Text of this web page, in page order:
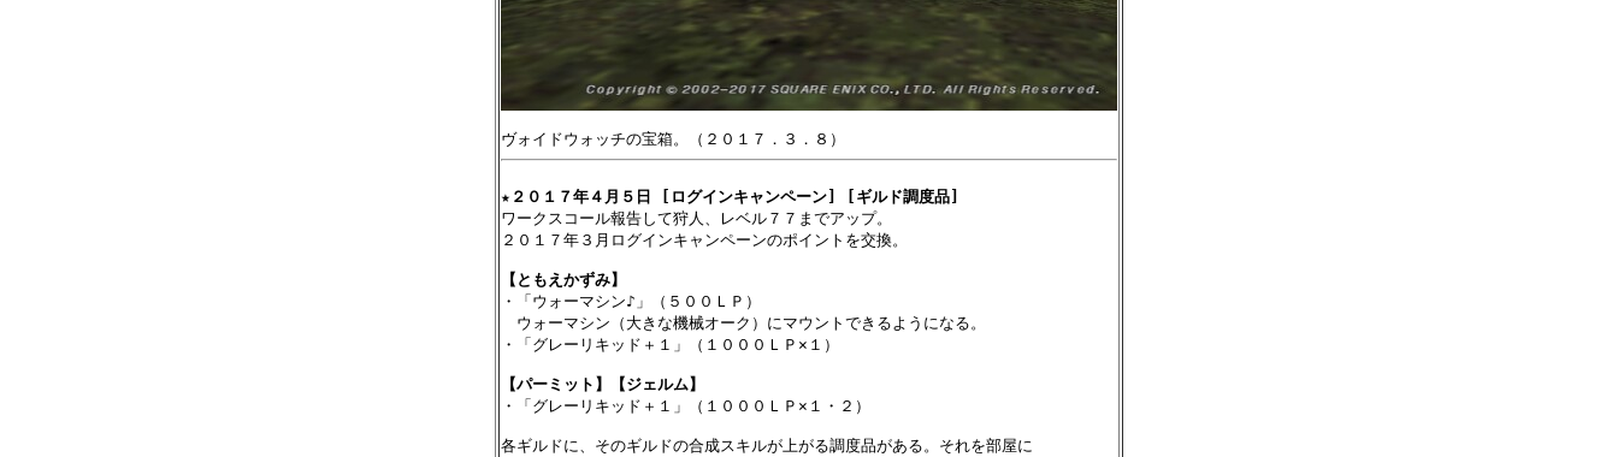
★ ２０１７年４月５日 [ログインキャンペーン] [ギルド調度品]
ワークスコール報告して狩人、レベル７７までアップ。
２０１７年３月ログインキャンペーンのポイントを交換。
【ともえかずみ】
・「ウォーマシン♪」（５００ＬＰ）
ウォーマシン（大きな機械オーク）にマウントできるようになる。
・「グレーリキッド＋１」（１０００ＬＰ×１）
【パーミット】【ジェルム】
・「グレーリキッド＋１」（１０００ＬＰ×１・２）
各ギルドに、そのギルドの合成スキルが上がる調度品がある。それを部屋に